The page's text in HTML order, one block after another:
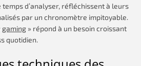
d’analyser, réfléchissent à leurs
par un chronomètre impitoyable.
gaming » répond à un besoin croissant
quotidien.